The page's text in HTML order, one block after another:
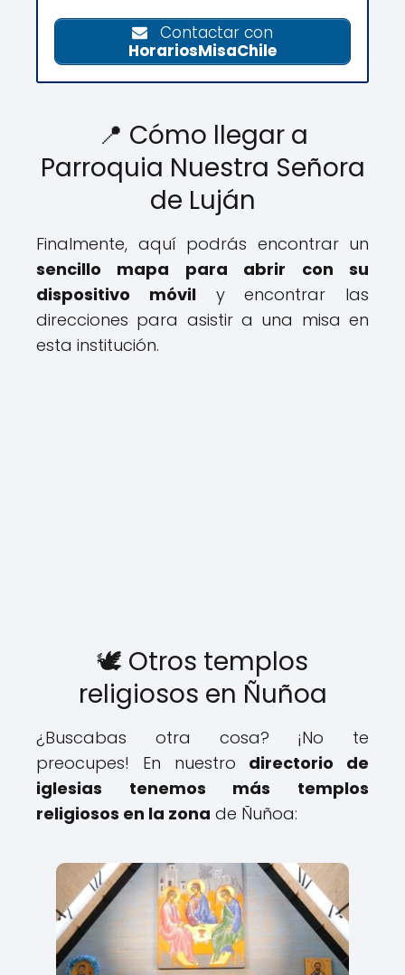
Contactar con
HorariosMisaChile
📍 Cómo llegar a
Parroquia Nuestra Señora
de Luján
Finalmente, aquí podrás encontrar un
sencillo mapa para abrir con su
dispositivo móvily encontrar las
direcciones para asistir a una misa en
esta institución.
🕊️ Otros templos
religiosos en Ñuñoa
¿Buscabas otra cosa? ¡No te
preocupes! En nuestro directorio de
iglesias tenemos más templos
religiosos en la zona de Ñuñoa: